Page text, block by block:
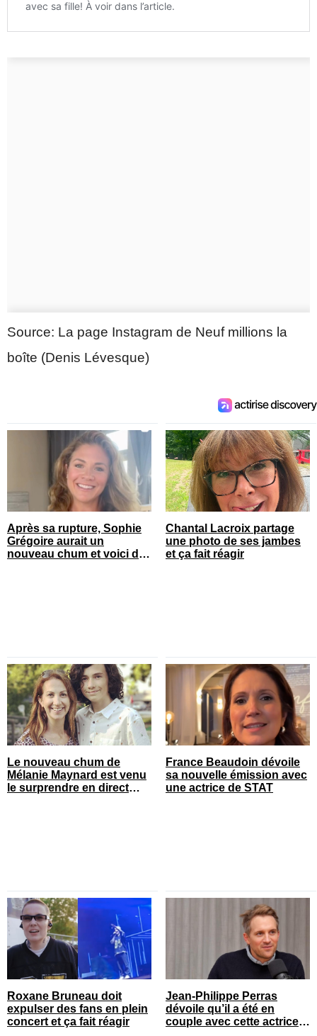
Source: La page Instagram de Neuf millions la
boîte (Denis Lévesque)
Après sa rupture, Sophie
Grégoire aurait un
nouveau chum et voici de
Chantal Lacroix partage
une photo de ses jambes
et ça fait réagir
Le nouveau chum de
Mélanie Maynard est venu
le surprendre en direct
France Beaudoin dévoile
sa nouvelle émission avec
une actrice de STAT
Roxane Bruneau doit
expulser des fans en plein
concert et ça fait réagir
Jean-Philippe Perras
dévoile qu’il a été en
couple avec cette actrice